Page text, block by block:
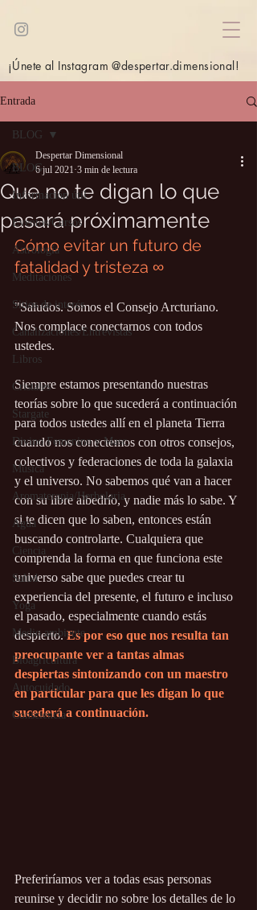
¡Únete al Instagram @despertar.dimensional!
Entrada
BLOG
Información útil
Eventos/Cursos
Astrología
Meditaciones
Sitios de interés
Canalizaciones/Entrevistas
Libros
Cristales
Stargate
Divino Femenino y Masc.
Música
Aromaterapia/Herbolaria
Agua
Ciencia
Salud
Yoga
Medio ambiente
Bioagricultura
Autocuidado
Consciencia
BLOG
Que no te digan lo que
pasará próximamente
Despertar Dimensional
6 jul 2021 3 min de lectura
Cómo evitar un futuro de
fatalidad y tristeza ∞
"Saludos. Somos el Consejo Arcturiano.
Nos complace conectarnos con todos
ustedes.
Siempre estamos presentando nuestras
teorías sobre lo que sucederá a continuación
para todos ustedes allí en el planeta Tierra
cuando nos conectemos con otros consejos,
colectivos y federaciones de toda la galaxia
y el universo. No sabemos qué van a hacer
con su libre albedrío, y nadie más lo sabe. Y
si te dicen que lo saben, entonces están
buscando controlarte. Cualquiera que
comprenda la forma en que funciona este
universo sabe que puedes crear tu
experiencia del presente, el futuro e incluso
el pasado, especialmente cuando estás
despierto. Es por eso que nos resulta tan
preocupante ver a tantas almas
despiertas sintonizando con un maestro
en particular para que les digan lo que
sucederá a continuación.
Preferiríamos ver a todas esas personas
reunirse y decidir no sobre los detalles de lo